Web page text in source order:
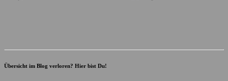
Übersicht im Blog verloren? Hier bist Du!